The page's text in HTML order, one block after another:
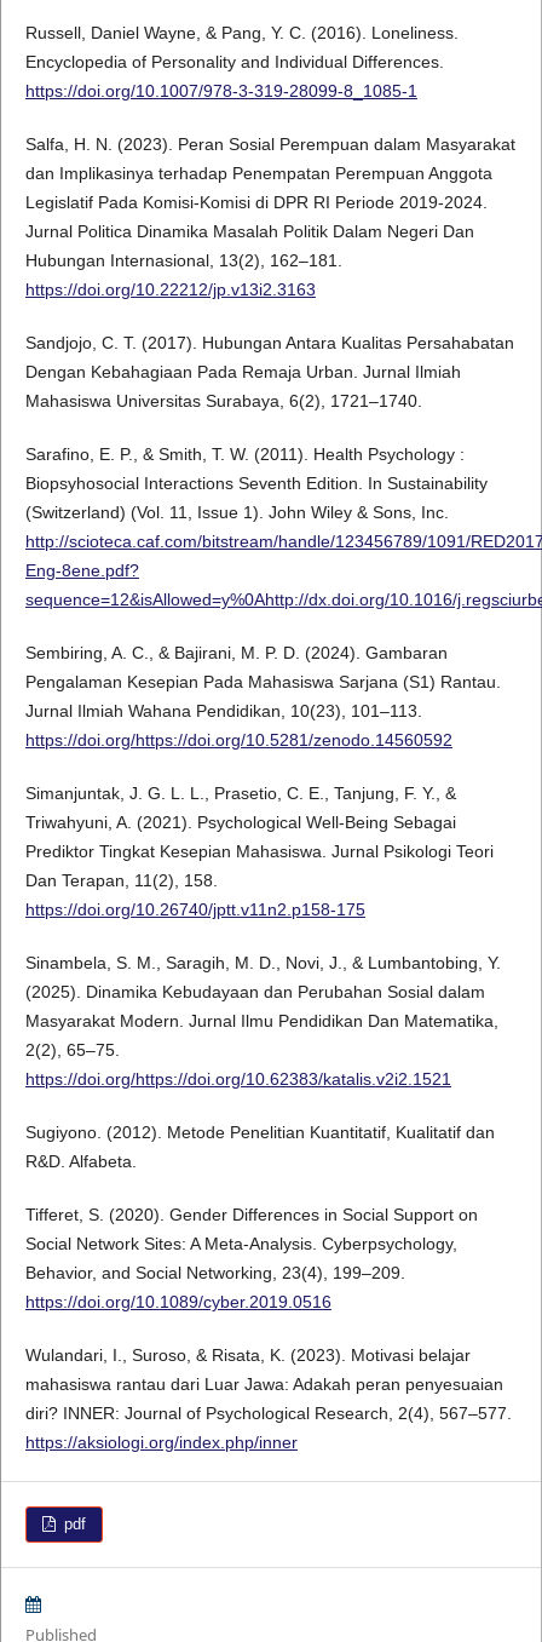
Russell, Daniel Wayne, & Pang, Y. C. (2016). Loneliness.
Encyclopedia of Personality and Individual Differences.
https://doi.org/10.1007/978-3-319-28099-8_1085-1
Salfa, H. N. (2023). Peran Sosial Perempuan dalam Masyarakat
dan Implikasinya terhadap Penempatan Perempuan Anggota
Legislatif Pada Komisi-Komisi di DPR RI Periode 2019-2024.
Jurnal Politica Dinamika Masalah Politik Dalam Negeri Dan
Hubungan Internasional, 13(2), 162–181.
https://doi.org/10.22212/jp.v13i2.3163
Sandjojo, C. T. (2017). Hubungan Antara Kualitas Persahabatan
Dengan Kebahagiaan Pada Remaja Urban. Jurnal Ilmiah
Mahasiswa Universitas Surabaya, 6(2), 1721–1740.
Sarafino, E. P., & Smith, T. W. (2011). Health Psychology :
Biopsyhosocial Interactions Seventh Edition. In Sustainability
(Switzerland) (Vol. 11, Issue 1). John Wiley & Sons, Inc.
http://scioteca.caf.com/bitstream/handle/123456789/1091/
Eng-8ene.pdf?
sequence=12&isAllowed=y%0Ahttp://dx.doi.org/10.1016/
Sembiring, A. C., & Bajirani, M. P. D. (2024). Gambaran
Pengalaman Kesepian Pada Mahasiswa Sarjana (S1) Rantau.
Jurnal Ilmiah Wahana Pendidikan, 10(23), 101–113.
https://doi.org/https://doi.org/10.5281/zenodo.14560592
Simanjuntak, J. G. L. L., Prasetio, C. E., Tanjung, F. Y., &
Triwahyuni, A. (2021). Psychological Well-Being Sebagai
Prediktor Tingkat Kesepian Mahasiswa. Jurnal Psikologi Teori
Dan Terapan, 11(2), 158.
https://doi.org/10.26740/jptt.v11n2.p158-175
Sinambela, S. M., Saragih, M. D., Novi, J., & Lumbantobing, Y.
(2025). Dinamika Kebudayaan dan Perubahan Sosial dalam
Masyarakat Modern. Jurnal Ilmu Pendidikan Dan Matematika,
2(2), 65–75.
https://doi.org/https://doi.org/10.62383/katalis.v2i2.1521
Sugiyono. (2012). Metode Penelitian Kuantitatif, Kualitatif dan
R&D. Alfabeta.
Tifferet, S. (2020). Gender Differences in Social Support on
Social Network Sites: A Meta-Analysis. Cyberpsychology,
Behavior, and Social Networking, 23(4), 199–209.
https://doi.org/10.1089/cyber.2019.0516
Wulandari, I., Suroso, & Risata, K. (2023). Motivasi belajar
mahasiswa rantau dari Luar Jawa: Adakah peran penyesuaian
diri? INNER: Journal of Psychological Research, 2(4), 567–577.
https://aksiologi.org/index.php/inner
pdf
Published